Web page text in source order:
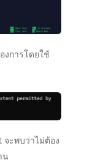
งการโดยใช้
จะพบว่าไม่ต้อง
น